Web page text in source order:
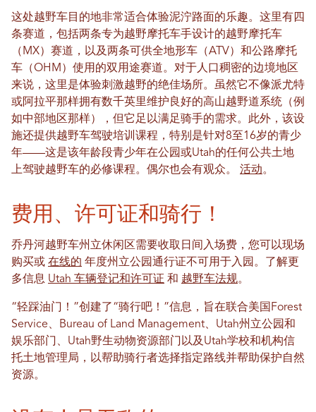
这处越野车目的地非常适合体验泥泞路面的乐趣。这里有四
条赛道，包括两条专为越野摩托车手设计的越野摩托车
（MX）赛道，以及两条可供全地形车（ATV）和公路摩托
车（OHM）使用的双用途赛道。对于人口稠密的边境地区
来说，这里是体验刺激越野的绝佳场所。虽然它不像派尤特
或阿拉平那样拥有数千英里维护良好的高山越野道系统（例
如中部地区那样），但它足以满足骑手的需求。此外，该设
施还提供越野车驾驶培训课程，特别是针对8至16岁的青少
年——这是该年龄段青少年在公园或Utah的任何公共土地
上驾驶越野车的必修课程。偶尔也会有观众。 活动。
费用、许可证和骑行！
乔丹河越野车州立休闲区需要收取日间入场费，您可以现场
购买或 在线的 年度州立公园通行证不可用于入园。了解更
多信息 Utah 车辆登记和许可证 和 越野车法规。
“轻踩油门！”创建了“骑行吧！”信息，旨在联合美国Forest
Service、Bureau of Land Management、Utah州立公园和
娱乐部门、Utah野生动物资源部门以及Utah学校和机构信
托土地管理局，以帮助骑行者选择指定路线并帮助保护自然
资源。